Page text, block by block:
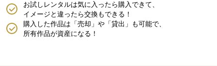
購入した作品は「売却」や「貸出」も可能で、
所有作品が資産になる！
お試しレンタルは気に入ったら購入できて、
イメージと違ったら交換もできる！